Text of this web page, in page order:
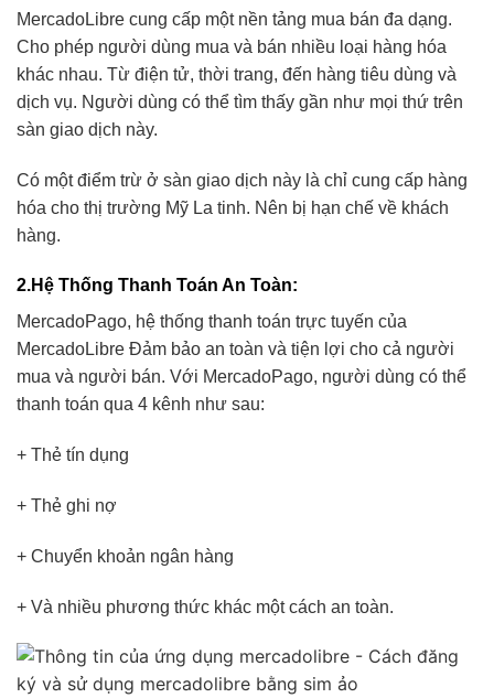
MercadoLibre cung cấp một nền tảng mua bán đa dạng.
Cho phép người dùng mua và bán nhiều loại hàng hóa
khác nhau. Từ điện tử, thời trang, đến hàng tiêu dùng và
dịch vụ. Người dùng có thể tìm thấy gần như mọi thứ trên
sàn giao dịch này.
Có một điểm trừ ở sàn giao dịch này là chỉ cung cấp hàng
hóa cho thị trường Mỹ La tinh. Nên bị hạn chế về khách
hàng.
2.Hệ Thống Thanh Toán An Toàn:
MercadoPago, hệ thống thanh toán trực tuyến của
MercadoLibre Đảm bảo an toàn và tiện lợi cho cả người
mua và người bán. Với MercadoPago, người dùng có thể
thanh toán qua 4 kênh như sau:
+ Thẻ tín dụng
+ Thẻ ghi nợ
+ Chuyển khoản ngân hàng
+ Và nhiều phương thức khác một cách an toàn.